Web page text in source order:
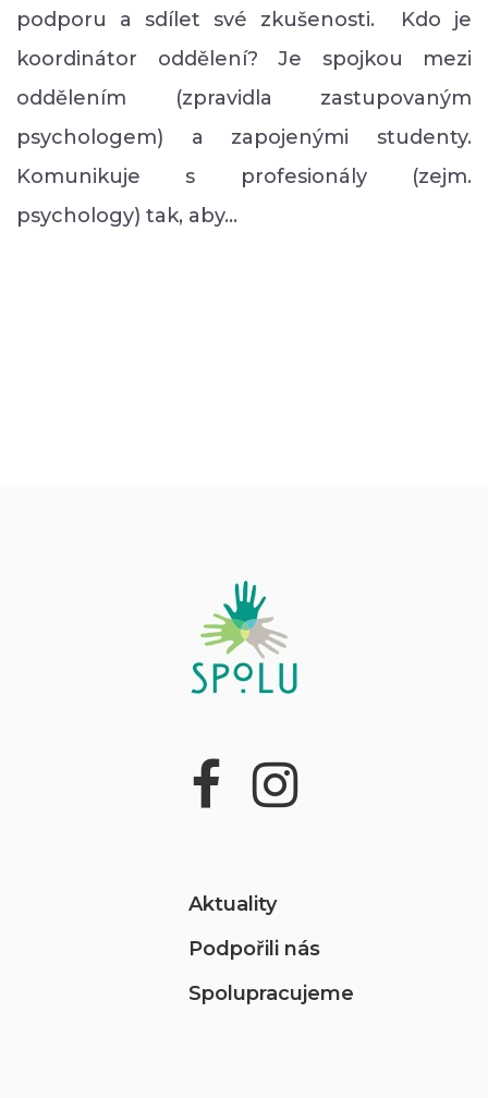
podporu a sdílet své zkušenosti. Kdo je
koordinátor oddělení? Je spojkou mezi
oddělením (zpravidla zastupovaným
psychologem) a zapojenými studenty.
Komunikuje s profesionály (zejm.
psychology) tak, aby…
Aktuality
Podpořili nás
Spolupracujeme